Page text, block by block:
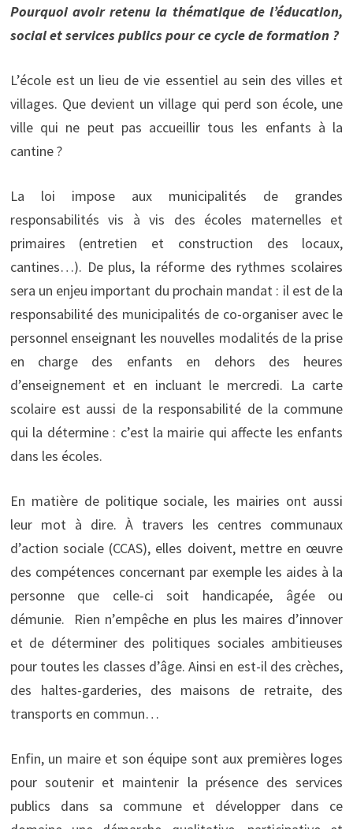
Pourquoi avoir retenu la thématique de l’éducation,
social et services publics pour ce cycle de formation ?
L’école est un lieu de vie essentiel au sein des villes et
villages. Que devient un village qui perd son école, une
ville qui ne peut pas accueillir tous les enfants à la
cantine ?
La loi impose aux municipalités de grandes
responsabilités vis à vis des écoles maternelles et
primaires (entretien et construction des locaux,
cantines…). De plus, la réforme des rythmes scolaires
sera un enjeu important du prochain mandat : il est de la
responsabilité des municipalités de co-organiser avec le
personnel enseignant les nouvelles modalités de la prise
en charge des enfants en dehors des heures
d’enseignement et en incluant le mercredi. La carte
scolaire est aussi de la responsabilité de la commune
qui la détermine : c’est la mairie qui affecte les enfants
dans les écoles.
En matière de politique sociale, les mairies ont aussi
leur mot à dire. À travers les centres communaux
d’action sociale (CCAS), elles doivent, mettre en œuvre
des compétences concernant par exemple les aides à la
personne que celle-ci soit handicapée, âgée ou
démunie. Rien n’empêche en plus les maires d’innover
et de déterminer des politiques sociales ambitieuses
pour toutes les classes d’âge. Ainsi en est-il des crèches,
des haltes-garderies, des maisons de retraite, des
transports en commun…
Enfin, un maire et son équipe sont aux premières loges
pour soutenir et maintenir la présence des services
publics dans sa commune et développer dans ce